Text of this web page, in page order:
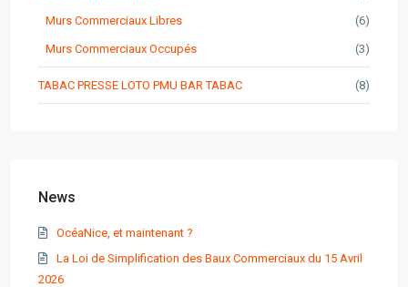
Murs Commerciaux Libres (6)
Murs Commerciaux Occupés (3)
TABAC PRESSE LOTO PMU BAR TABAC (8)
News
OcéaNice, et maintenant ?
La Loi de Simplification des Baux Commerciaux du 15 Avril
2026